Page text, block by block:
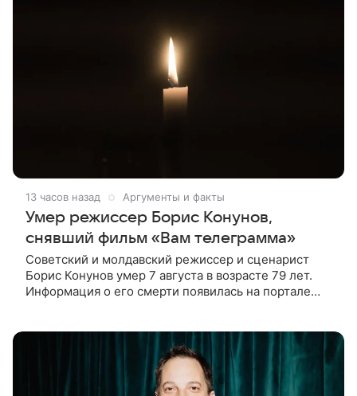
13 часов назад Аргументы и факты
Умер режиссер Борис Конунов,
снявший фильм «Вам телеграмма»
Советский и молдавский режиссер и сценарист
Борис Конунов умер 7 августа в возрасте 79 лет.
Информация о его смерти появилась на портале